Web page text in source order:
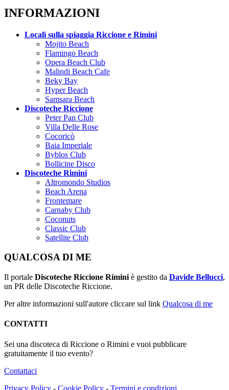
INFORMAZIONI
Locali sulla spiaggia Riccione e Rimini
Mojito Beach
Flamingo Beach
Opera Beach Club
Malindi Beach Cafe
Beky Bay
Hyper Beach
Samsara Beach
Discoteche Riccione
Peter Pan Club
Villa Delle Rose
Cocoricò
Baia Imperiale
Byblos Club
Bollicine Disco
Discoteche Rimini
Altromondo Studios
Beach Arena
Frontemare
Carnaby Club
Coconuts
Classic Club
Satellite Club
QUALCOSA DI ME
Il portale Discoteche Riccione Rimini è gestito da Davide Bellucci,
un PR delle Discoteche Riccione.
Per altre informazioni sull'autore cliccare sul link Qualcosa di me
CONTATTI
Sei una discoteca di Riccione o Rimini e vuoi pubblicare
gratuitamente il tuo evento?
Contattaci
Privacy Policy - Cookie Policy - Termini e condizioni